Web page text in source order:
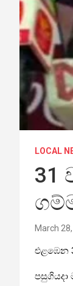
LOCAL
31
March
එළඹෙන